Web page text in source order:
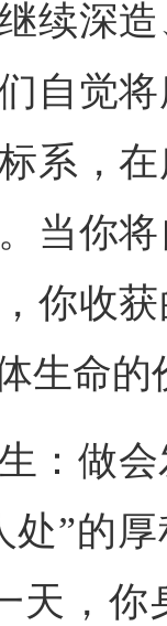
续深
自觉
系，
当你
你收
生命的
：做
处”的
天，